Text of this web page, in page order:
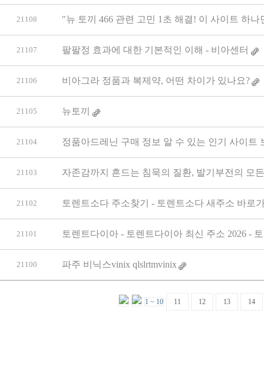
21108 "뉴 토끼 466 관련 고민 1초 해결! 이 사이트 하나
21107 팔팔정 효과에 대한 기본적인 이해 - 비아센터
21106 비아그라 정품과 복제약, 어떤 차이가 있나요?
21105 뉴토끼
21104 정품아드레닌 구매 정보 알 수 있는 인기 사이트
21103 자존감까지 흔드는 침묵의 질환, 발기부전의 모
21102 토렌트소다 주소찾기 - 토렌트소다 새주소 바로
21101 토렌트다이아 - 토렌트다이아 최신 주소 2026 -
21100 파주 비닉스vinix qlslrtmvinix
1 ~ 10 11 12 13 14